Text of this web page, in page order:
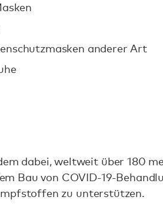
anderer Art
dabei, weltweit über 180
Bau von COVID-19-
zu unterstützen.